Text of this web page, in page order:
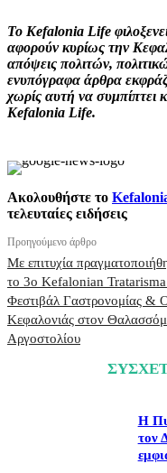
Το Kefalonia Life
αφορούν κυρίως την
απόψεις πολιτών,
ενυπόγραφα άρθρα
χωρίς αυτή να
Kefalonia Life.
Ακολουθήστε το
τελευταίες ειδήσεις
Προηγούμενο άρθρο
Με επιτυχία
το 3ο Kefalonian
Φεστιβάλ Γαστρονομίας &
Κεφαλονιάς στον
Αργοστολίου
Η
τον